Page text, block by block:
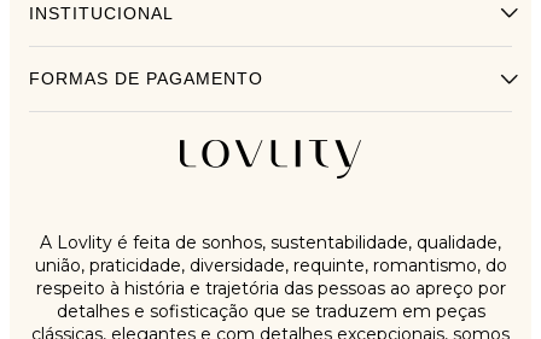
INSTITUCIONAL
FORMAS DE PAGAMENTO
A Lovlity é feita de sonhos, sustentabilidade, qualidade,
união, praticidade, diversidade, requinte, romantismo, do
respeito à história e trajetória das pessoas ao apreço por
detalhes e sofisticação que se traduzem em peças
clássicas, elegantes e com detalhes excepcionais, somos